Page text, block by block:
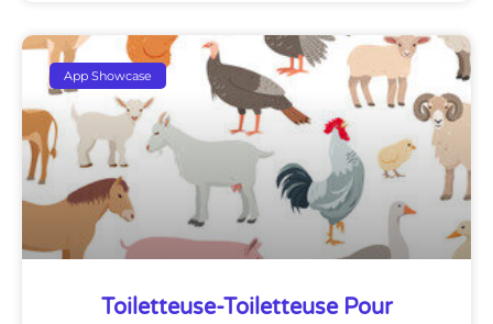
App Showcase
Toiletteuse-Toiletteuse Pour